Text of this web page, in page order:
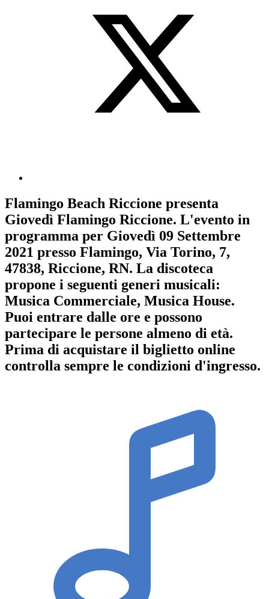
Flamingo Beach Riccione presenta
Giovedì Flamingo Riccione. L'evento in
programma per Giovedì 09 Settembre
2021 presso Flamingo, Via Torino, 7,
47838, Riccione, RN. La discoteca
propone i seguenti generi musicali:
Musica Commerciale, Musica House.
Puoi entrare dalle ore e possono
partecipare le persone almeno di età.
Prima di acquistare il biglietto online
controlla sempre le condizioni d'ingresso.